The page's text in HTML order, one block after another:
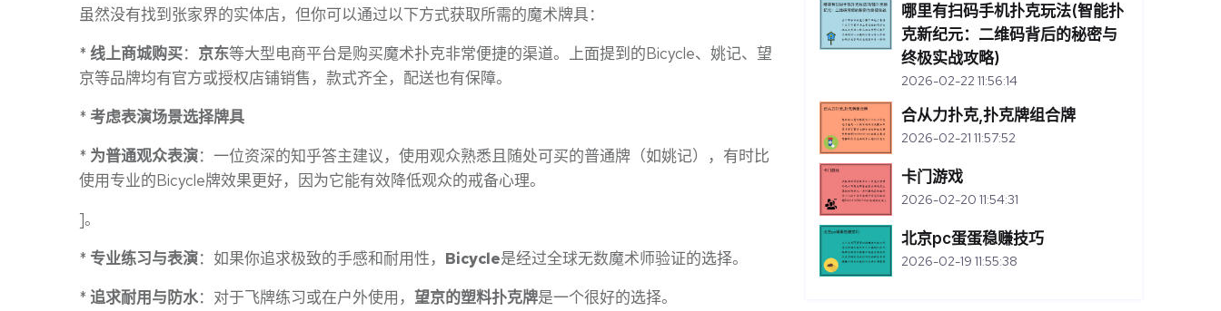
虽然没有找到张家界的实体店，但你可以通过以下方式获取所需的魔术牌具：
* 线上商城购买： 京东等大型电商平台是购买魔术扑克非常便捷的渠道。上面提到的Bicycle、姚记、望
京等品牌均有官方或授权店铺销售，款式齐全，配送也有保障。
* 考虑表演场景选择牌具
* 为普通观众表演：一位资深的知乎答主建议，使用观众熟悉且随处可买的普通牌（如姚记），有时比
使用专业的Bicycle牌效果更好，因为它能有效降低观众的戒备心理。
]。
* 专业练习与表演：如果你追求极致的手感和耐用性， Bicycle是经过全球无数魔术师验证的选择。
* 追求耐用与防水：对于飞牌练习或在户外使用， 望京的塑料扑克牌是一个很好的选择。
哪里有扫码手机扑克玩法(智能扑
克新纪元：二维码背后的秘密与
终极实战攻略)
2026-02-22 11:56:14
合从力扑克,扑克牌组合牌
2026-02-21 11:57:52
卡门游戏
2026-02-20 11:54:31
北京pc蛋蛋稳赚技巧
2026-02-19 11:55:38